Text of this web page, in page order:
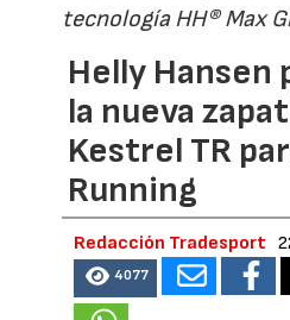
tecnología HH® Max
Helly Hansen
la nueva
Kestrel TR
Running
Redacción Tradesport
4077